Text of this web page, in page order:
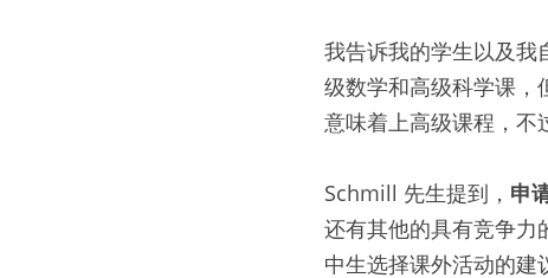
我告诉我的学生以及我
级数学和高级科学课，
意味着上高级课程，不
Schmill 先生提到， 申
还有其他的具有竞争
中生选择课外活动的建